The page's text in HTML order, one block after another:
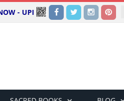
Facebook
TwitterInstagram
- UPI